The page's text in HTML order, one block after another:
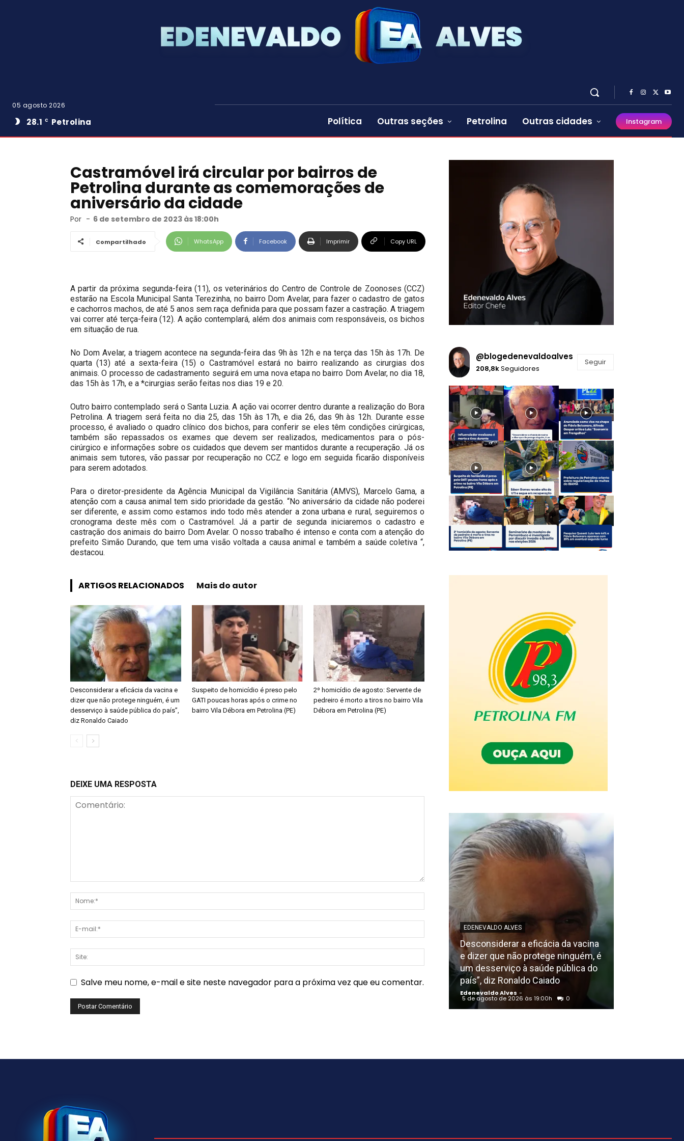
05 agosto 2026
28.1 C Petrolina Política Outras seções Petrolina Outras cidades Instagram
Castramóvel irá circular por bairros de
Petrolina durante as comemorações de
aniversário da cidade
Por - 6 de setembro de 2023 às 18:00h
Compartilhado WhatsApp Facebook Imprimir Copy URL
A partir da próxima segunda-feira (11), os veterinários do Centro de Controle de Zoonoses (CCZ)
estarão na Escola Municipal Santa Terezinha, no bairro Dom Avelar, para fazer o cadastro de gatos
e cachorros machos, de até 5 anos sem raça definida para que possam fazer a castração. A triagem
vai correr até terça-feira (12). A ação contemplará, além dos animais com responsáveis, os bichos
em situação de rua.
No Dom Avelar, a triagem acontece na segunda-feira das 9h às 12h e na terça das 15h às 17h. De
quarta (13) até a sexta-feira (15) o Castramóvel estará no bairro realizando as cirurgias dos
animais. O processo de cadastramento seguirá em uma nova etapa no bairro Dom Avelar, no dia 18,
das 15h às 17h, e a *cirurgias serão feitas nos dias 19 e 20.
Outro bairro contemplado será o Santa Luzia. A ação vai ocorrer dentro durante a realização do Bora
Petrolina. A triagem será feita no dia 25, das 15h às 17h, e dia 26, das 9h às 12h. Durante esse
processo, é avaliado o quadro clínico dos bichos, para conferir se eles têm condições cirúrgicas,
também são repassados os exames que devem ser realizados, medicamentos para o pós-
cirúrgico e informações sobre os cuidados que devem ser mantidos durante a recuperação. Já os
animais sem tutores, vão passar por recuperação no CCZ e logo em seguida ficarão disponíveis
para serem adotados.
Para o diretor-presidente da Agência Municipal da Vigilância Sanitária (AMVS), Marcelo Gama, a
atenção com a causa animal tem sido prioridade da gestão. “No aniversário da cidade não poderei
ser diferente, e assim como estamos indo todo mês atender a zona urbana e rural, seguiremos o
cronograma deste mês com o Castramóvel. Já a partir de segunda iniciaremos o cadastro e
castração dos animais do bairro Dom Avelar. O nosso trabalho é intenso e conta com a atenção do
prefeito Simão Durando, que tem uma visão voltada a causa animal e também a saúde coletiva “,
destacou.
ARTIGOS RELACIONADOS Mais do autor
Desconsiderar a eficácia da vacina e
dizer que não protege ninguém, é um
desserviço à saúde pública do país”,
diz Ronaldo Caiado
Suspeito de homicídio é preso pelo
GATI poucas horas após o crime no
bairro Vila Débora em Petrolina (PE)
2º homicídio de agosto: Servente de
pedreiro é morto a tiros no bairro Vila
Débora em Petrolina (PE)
DEIXE UMA RESPOSTA
Salve meu nome, e-mail e site neste navegador para a próxima vez que eu comentar.
@blogedenevaldoalves
208,8kSeguidores
Seguir
EDENEVALDO ALVES
Desconsiderar a eficácia da vacina
e dizer que não protege ninguém, é
um desserviço à saúde pública do
país”, diz Ronaldo Caiado
Edenevaldo Alves -
5 de agosto de 2026 às 19:00h 0